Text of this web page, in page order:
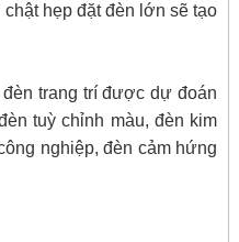
hẹp đặt đèn lớn sẽ tạo
trang trí được dự đoán
tuỳ chỉnh màu, đèn kim
nghiệp, đèn cảm hứng